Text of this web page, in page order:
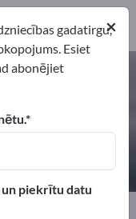
1
Ražotājs
×
gadatirgu,
Esiet
abonējiet
un piekrītu datu